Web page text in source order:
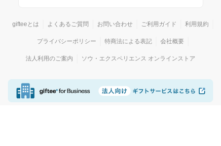
gifteeとは よくあるご質問 お問い合わせ ご利用ガイド 利用規約
プライバシーポリシー 特商法による表記 会社概要
法人利用のご案内 ソウ・エクスペリエンス オンラインストア